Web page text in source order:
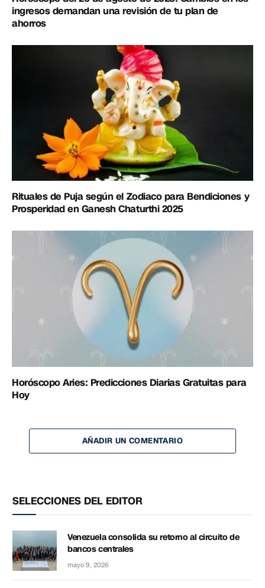
ingresos demandan una revisión de tu plan de
ahorros
Rituales de Puja según el Zodiaco para Bendiciones y
Prosperidad en Ganesh Chaturthi 2025
Horóscopo Aries: Predicciones Diarias Gratuitas para
Hoy
AÑADIR UN COMENTARIO
SELECCIONES DEL EDITOR
Venezuela consolida su retorno al circuito de
bancos centrales
mayo 9, 2026